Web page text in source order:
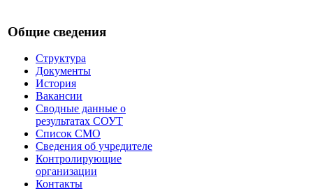
Общие сведения
Структура
Документы
История
Вакансии
Сводные данные о
результатах СОУТ
Список СМО
Сведения об учредителе
Контролирующие
организации
Контакты